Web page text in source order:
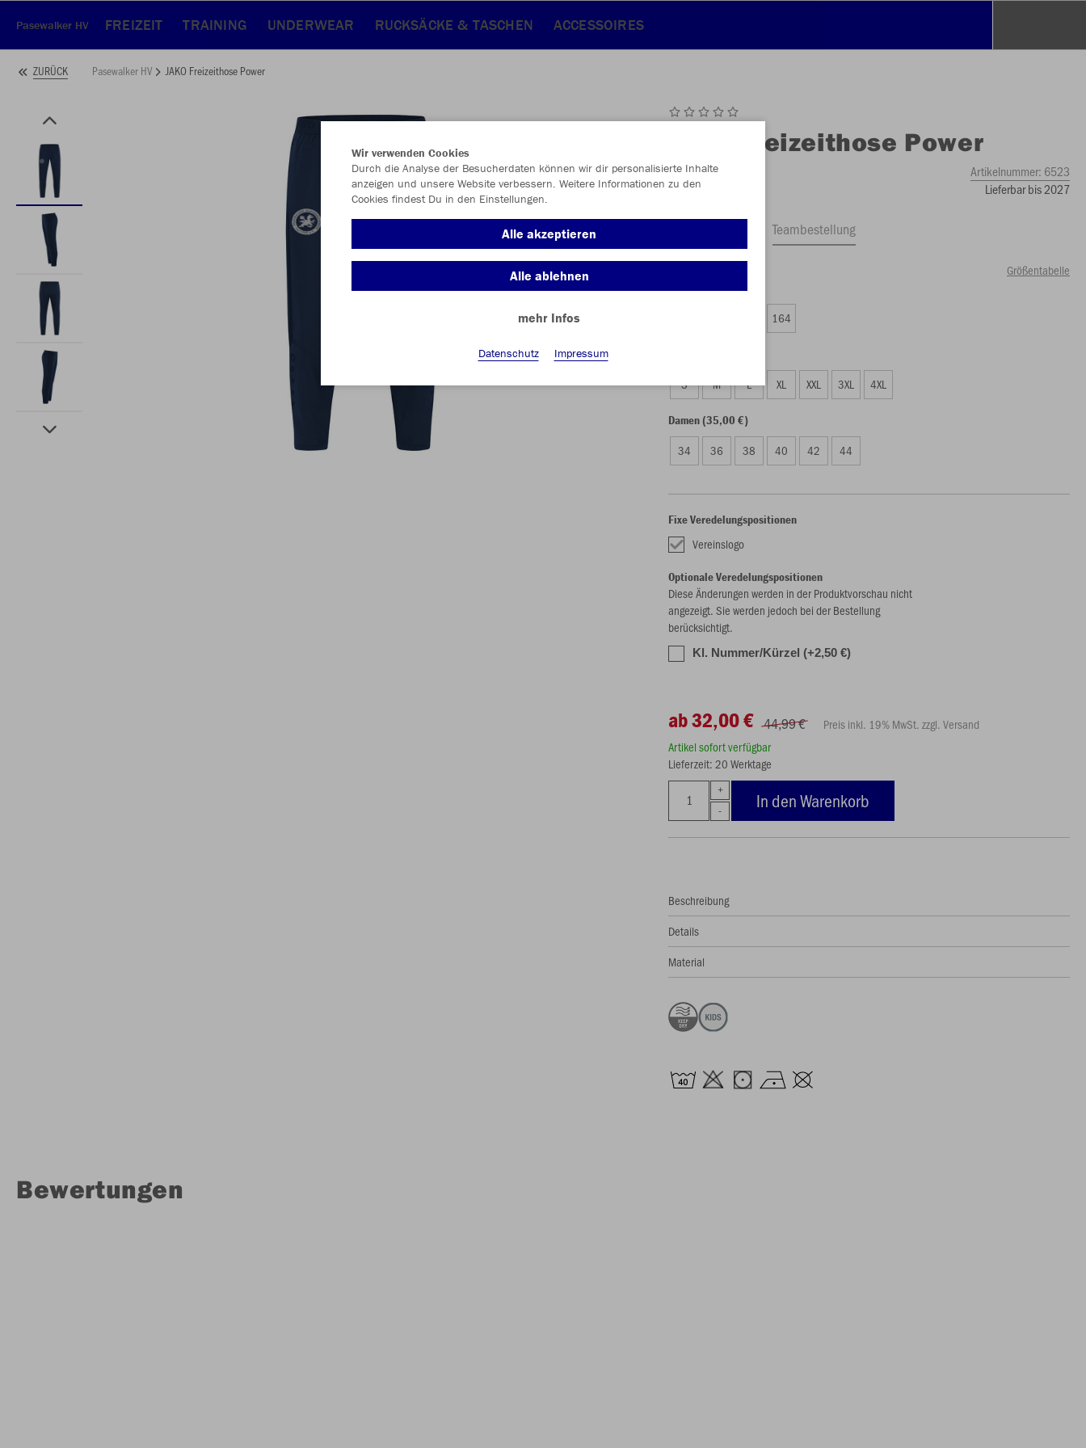
Pasewalker HV FREIZEIT TRAINING UNDERWEAR RUCKSÄCKE & TASCHEN ACCESSOIRES
ZURÜCK Pasewalker HV JAKO Freizeithose Power
Freizeithose Power
Artikelnummer: 6523
Lieferbar bis 2027
Teambestellung
Größentabelle
Kinder (32,00 €)
164
S M L XL XXL 3XL 4XL
Damen (35,00 €)
34 36 38 40 42 44
Fixe Veredelungspositionen
Vereinslogo
Optionale Veredelungspositionen
Diese Änderungen werden in der Produktvorschau nicht
angezeigt. Sie werden jedoch bei der Bestellung
berücksichtigt.
Kl. Nummer/Kürzel (+2,50 €)
ab 32,00 € 44,99 €
Preis inkl. 19% MwSt. zzgl. Versand
Artikel sofort verfügbar
Lieferzeit: 20 Werktage
In den Warenkorb
Beschreibung
Details
Material
Bewertungen
Wir verwenden Cookies
Durch die Analyse der Besucherdaten können wir dir personalisierte Inhalte
anzeigen und unsere Website verbessern. Weitere Informationen zu den
Cookies findest Du in den Einstellungen.
Alle akzeptieren
Alle ablehnen
mehr Infos
Datenschutz Impressum